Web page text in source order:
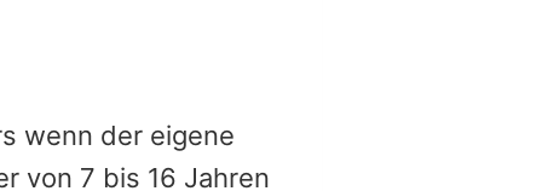
wenn der eigene
von 7 bis 16 Jahren